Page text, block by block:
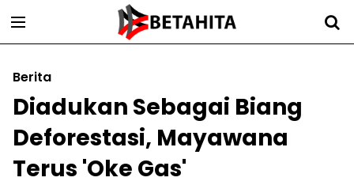
Berita
Diadukan Sebagai Biang
Deforestasi, Mayawana
Terus 'Oke Gas'